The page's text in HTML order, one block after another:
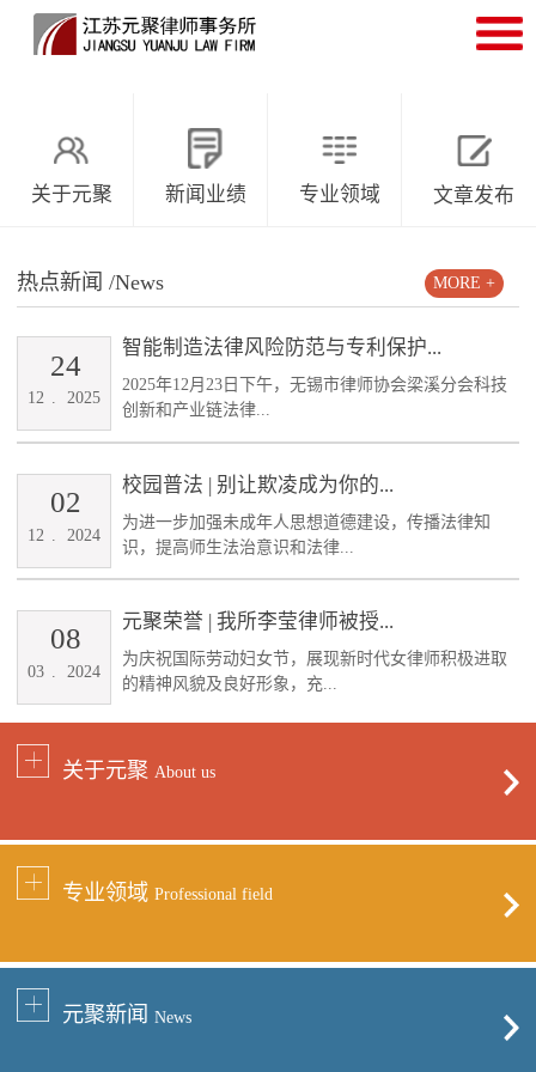
关于元聚 新闻业绩 专业领域 文章发布
热点新闻 /News
智能制造法律风险防范与专利保护...
2025年12月23日下午，无锡市律师协会梁溪分会科技
创新和产业链法律...
12 . 2025
24
校园普法 | 别让欺凌成为你的...
为进一步加强未成年人思想道德建设，传播法律知
识，提高师生法治意识和法律...
12 2024
02
元聚荣誉 | 我所李莹律师被授...
为庆祝国际劳动妇女节，展现新时代女律师积极进取
的精神风貌及良好形象，充...
03 2024
08
MORE +
关于元聚 About us
专业领域 Professional field
元聚新闻 News